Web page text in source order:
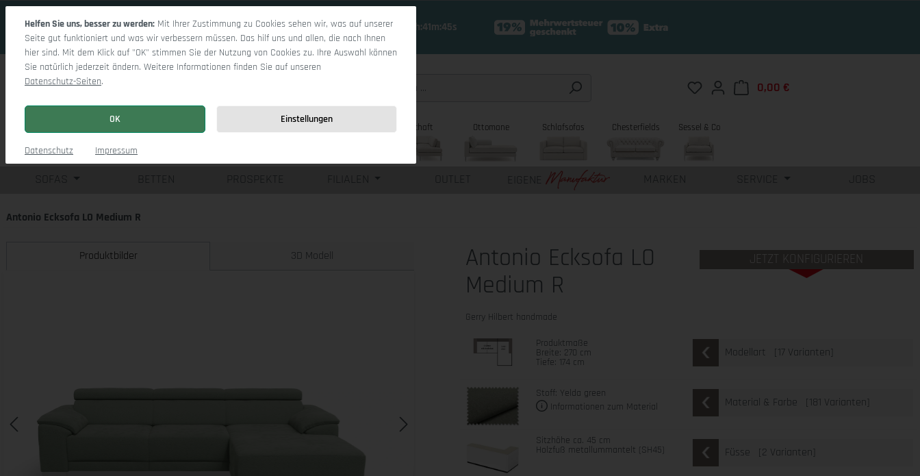
18 Tage 0h:41m:44s
Du hast 0 Produkte auf dem Merkzettel
0,00 €
Wohnlandschaft Ottomane Schlafsofas Chesterfields Sessel & Co
BETTEN PROSPEKTE FILIALEN OUTLET EIGENE MARKEN SERVICE JOBS
Antonio Ecksofa LO Medium R
Produktbilder
3D Modell
Antonio Ecksofa LO
Medium R
Gerry Hilbert handmade
JETZT KONFIGURIEREN
Produktmaße
Breite: 270 cm
Tiefe: 174 cm
Modellart [17 Varianten]
Stoff: Yelda green
Informationen zum Material
Material & Farbe [181 Varianten]
Sitzhöhe ca. 45 cm
Holzfuß metallummantelt (SH45) Füsse [2 Varianten]
Helfen Sie uns, besser zu werden: Mit Ihrer Zustimmung zu Cookies sehen wir, was auf unserer
Seite gut funktioniert und was wir verbessern müssen. Das hilf uns und allen, die nach Ihnen
hier sind. Mit dem Klick auf "OK" stimmen Sie der Nutzung von Cookies zu. Ihre Auswahl können
Sie natürlich jederzeit ändern. Weitere Informationen finden Sie auf unseren
Datenschutz-Seiten.
OK Einstellungen
Datenschutz Impressum